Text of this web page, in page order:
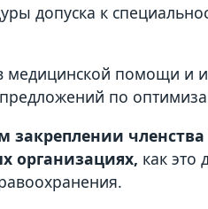
допуска к
медицинской помощи и
по
закреплении
организациях, как это